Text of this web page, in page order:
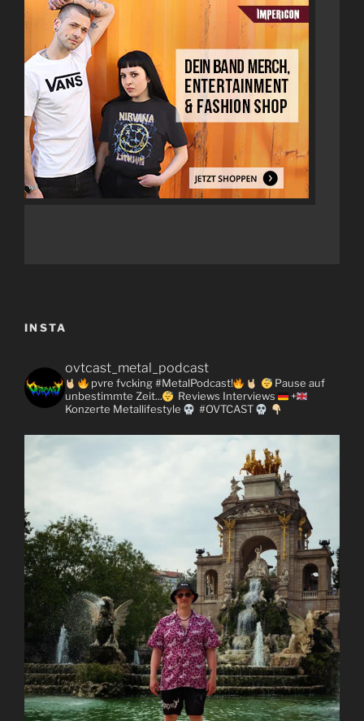
INSTA
ovtcast_metal_podcast
pvre fvcking #MetalPodcast!
Pause auf
unbestimmte Zeit...
Reviews Interviews
+
Konzerte Metallifestyle #OVTCAST